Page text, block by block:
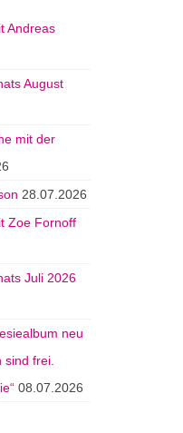
Andreas
August
mit der
28.07.2026
Zoe Fornoff
Juli 2026
neu
sind frei.
08.07.2026